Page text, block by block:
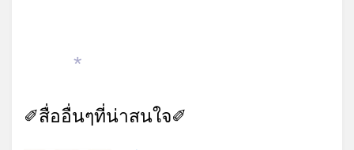
✐สื่ออื่นๆที่น่าสนใจ✐